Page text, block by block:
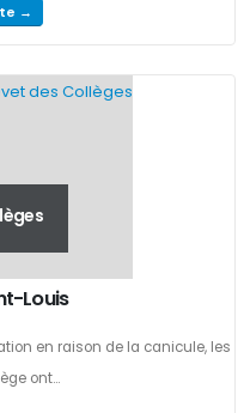
→
Louis
en raison de la canicule, les
ont...